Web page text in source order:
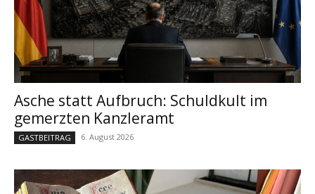
Asche statt Aufbruch: Schuldkult im
gemerzten Kanzleramt
GASTBEITRAG 6. August 2026